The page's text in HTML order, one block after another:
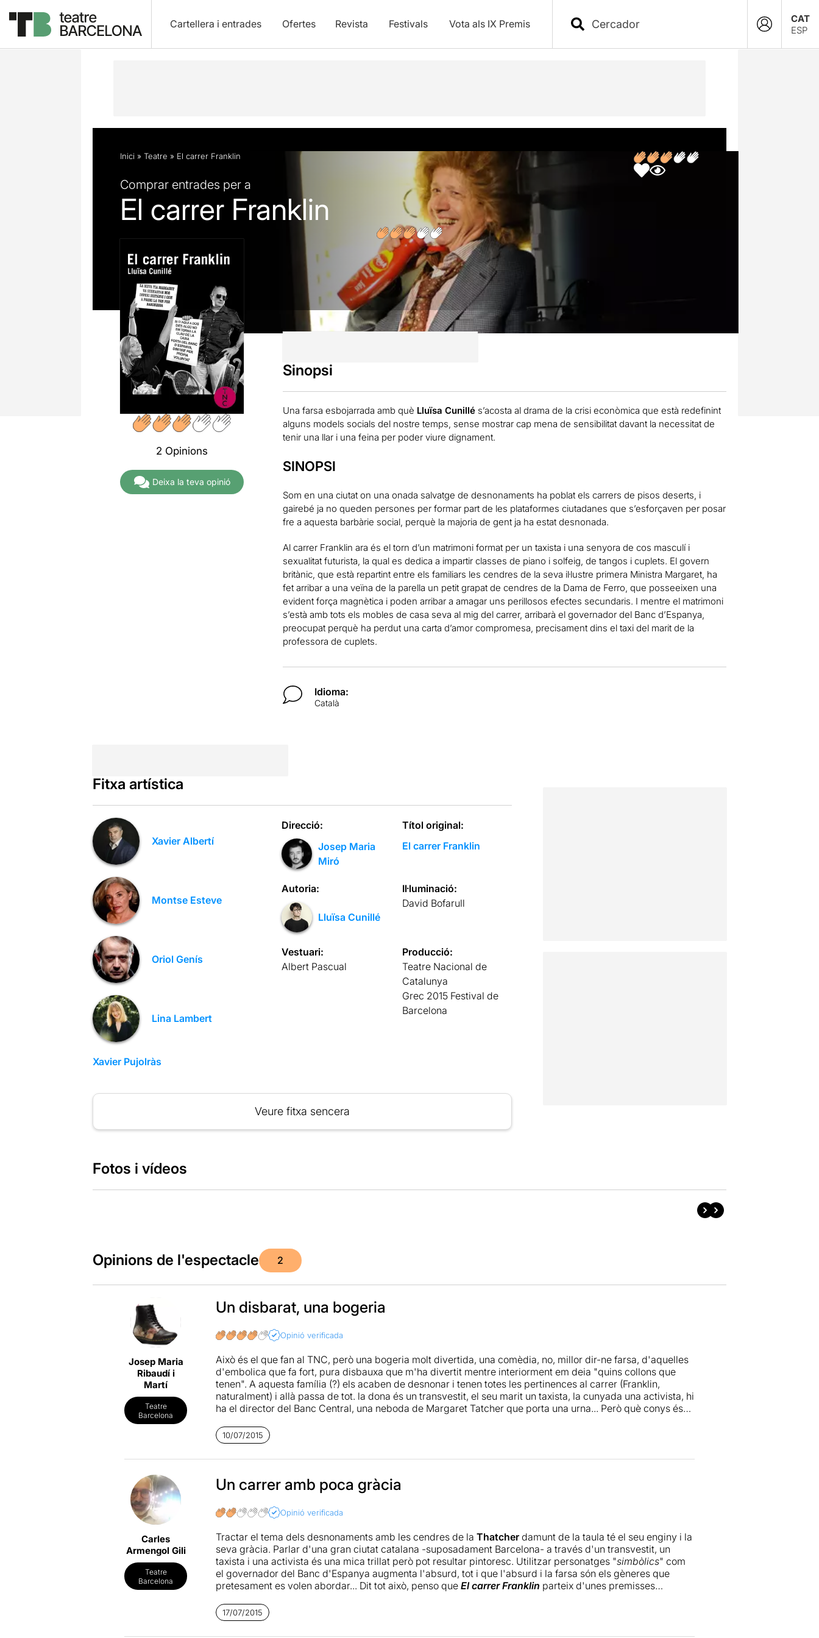
Cartellera i entrades Ofertes Revista Festivals Vota als IX Premis
CAT
ESP
Descripció Fitxa artística Fotos i vídeos Opinions Articles
Inici » Teatre » El carrer Franklin
Comprar entrades per a
El carrer Franklin
2 Opinions
Deixa la teva opinió
Sinopsi
Una farsa esbojarrada amb què Lluïsa Cunillés’acosta al drama de la crisi econòmica que està redefinint
alguns models socials del nostre temps, sense mostrar cap mena de sensibilitat davant la necessitat de
tenir una llar i una feina per poder viure dignament.
SINOPSI
Som en una ciutat on una onada salvatge de desnonaments ha poblat els carrers de pisos deserts, i
gairebé ja no queden persones per formar part de les plataformes ciutadanes que s’esforçaven per posar
fre a aquesta barbàrie social, perquè la majoria de gent ja ha estat desnonada.
Al carrer Franklin ara és el torn d’un matrimoni format per un taxista i una senyora de cos masculí i
sexualitat futurista, la qual es dedica a impartir classes de piano i solfeig, de tangos i cuplets. El govern
britànic, que està repartint entre els familiars les cendres de la seva il·lustre primera Ministra Margaret, ha
fet arribar a una veïna de la parella un petit grapat de cendres de la Dama de Ferro, que posseeixen una
evident força magnètica i poden arribar a amagar uns perillosos efectes secundaris. I mentre el matrimoni
s’està amb tots els mobles de casa seva al mig del carrer, arribarà el governador del Banc d’Espanya,
preocupat perquè ha perdut una carta d’amor compromesa, precisament dins el taxi del marit de la
professora de cuplets.
Idioma:
Català
Fitxa artística
Xavier Albertí
Montse Esteve
Oriol Genís
Lina Lambert
Xavier Pujolràs
Direcció:
Josep Maria
Miró
Títol original:
El carrer Franklin
Autoria:
Lluïsa Cunillé
Il·luminació:
David Bofarull
Vestuari:
Albert Pascual
Producció:
Teatre Nacional de
Catalunya
Grec 2015 Festival de
Barcelona
Veure fitxa sencera
Fotos i vídeos
Opinions de l'espectacle 2
Josep Maria
Ribaudí i
Martí
Teatre
Barcelona
Un disbarat, una bogeria
Opinió verificada
Això és el que fan al TNC, però una bogeria molt divertida, una comèdia, no, millor dir-ne farsa, d'aquelles
d'embolica que fa fort, pura disbauxa que m'ha divertit mentre interiorment em deia "quins collons que
tenen". A aquesta família (?) els acaben de desnonar i tenen totes les pertinences al carrer (Franklin,
naturalment) i allà passa de tot. la dona és un transvestit, el seu marit un taxista, la cunyada una activista, hi
ha el director del Banc Central, una neboda de Margaret Tatcher que porta una urna... Però què conys és
10/07/2015
Carles
Armengol Gili
Teatre
Barcelona
Un carrer amb poca gràcia
Opinió verificada
Tractar el tema dels desnonaments amb les cendres de la Thatcherdamunt de la taula té el seu enginy i la
seva gràcia. Parlar d'una gran ciutat catalana -suposadament Barcelona- a través d'un transvestit, un
taxista i una activista és una mica trillat però pot resultar pintoresc. Utilitzar personatges "simbòlics" com
el governador del Banc d'Espanya augmenta l'absurd, tot i que l'absurd i la farsa són els gèneres que
pretesament es volen abordar... Dit tot això, penso que El carrer Franklin parteix d'unes premisses
idees, sinó una simple exposició; no em diverteix massa res del que passa, sinó que em provoca
estranyesa... i en ocasions un xic de vergonya; no crec que l'argument afavoreixi el pensament crític de
l'autora, més aviat el banalitza.
17/07/2015